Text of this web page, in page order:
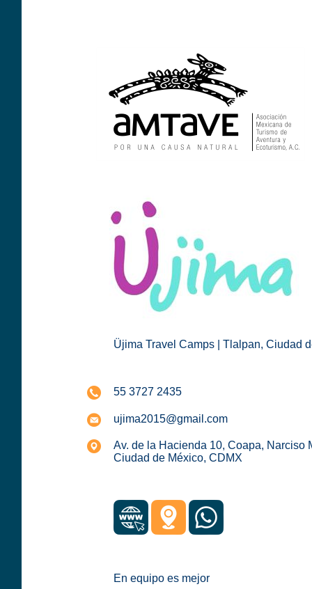
Üjima Travel Camps | Tlalpan, Ciudad
55 3727 2435
ujima2015@gmail.com
Av. de la Hacienda 10, Coapa, Narciso
Ciudad de México, CDMX
En equipo es mejor